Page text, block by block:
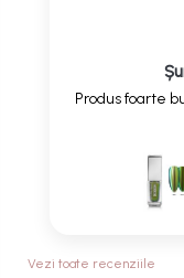
Produs foarte
Vezi toate recenziile